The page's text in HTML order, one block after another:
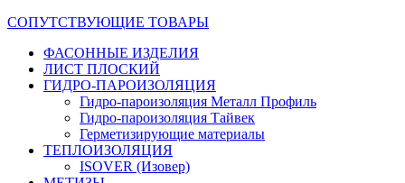
СОПУТСТВУЮЩИЕ ТОВАРЫ
ФАСОННЫЕ ИЗДЕЛИЯ
ЛИСТ ПЛОСКИЙ
ГИДРО-ПАРОИЗОЛЯЦИЯ
Гидро-пароизоляция Металл Профиль
Гидро-пароизоляция Тайвек
Герметизирующие материалы
ТЕПЛОИЗОЛЯЦИЯ
ISOVER (Изовер)